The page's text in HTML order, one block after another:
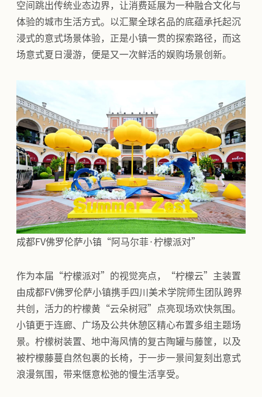
空间跳出传统业态边界，让消费延展为一种融合文化与
体验的城市生活方式。以汇聚全球名品的底蕴承托起沉
浸式的意式场景体验，正是小镇一贯的探索路径，而这
场意式夏日漫游，便是又一次鲜活的娱购场景创新。
成都FV佛罗伦萨小镇“阿马尔菲·柠檬派对”
作为本届“柠檬派对”的视觉亮点，“柠檬云”主装置
由成都FV佛罗伦萨小镇携手四川美术学院师生团队跨界
共创，活力的柠檬黄“云朵树冠”点亮现场欢快氛围。
小镇更于连廊、广场及公共休憩区精心布置多组主题场
景。柠檬树装置、地中海风情的复古陶罐与藤筐，以及
被柠檬藤蔓自然包裹的长椅，于一步一景间复刻出意式
浪漫氛围，带来惬意松弛的慢生活享受。